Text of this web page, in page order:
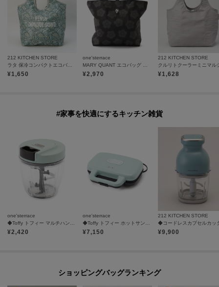
212 KITCHEN STORE
ラタ 保冷コンパクトエコバッグ リップルグリーン
¥1,650
one'sterrace
MARY QUANT エコバッグ 大箱入り A
¥2,970
212 KITCHEN STORE
¥1,628
#家事を快適にするキッチン雑貨
one'sterrace
¥2,420
one'sterrace
¥7,150
212 KITCHEN STORE
¥9,900
ショッピングバッグランキング